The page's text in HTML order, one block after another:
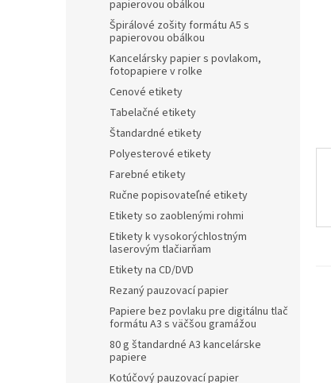
papierovou obálkou
Špirálové zošity formátu A5 s
papierovou obálkou
Kancelársky papier s povlakom,
fotopapiere v rolke
Cenové etikety
Tabelačné etikety
Štandardné etikety
Polyesterové etikety
Farebné etikety
Ručne popisovateľné etikety
Etikety so zaoblenými rohmi
Etikety k vysokorýchlostným
laserovým tlačiarňam
Etikety na CD/DVD
Rezaný pauzovací papier
Papiere bez povlaku pre digitálnu tlač
formátu A3 s väčšou gramážou
80 g štandardné A3 kancelárske
papiere
Kotúčový pauzovací papier